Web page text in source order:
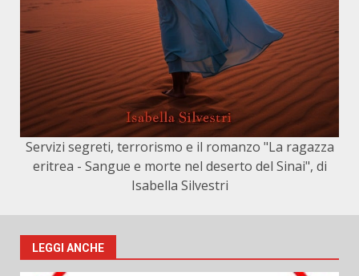
Servizi segreti, terrorismo e il romanzo "La ragazza
eritrea - Sangue e morte nel deserto del Sinai", di
Isabella Silvestri
LEGGI ANCHE